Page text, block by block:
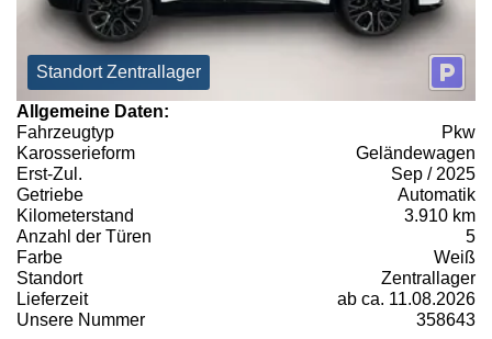
Standort Zentrallager
Allgemeine Daten:
Fahrzeugtyp
Pkw
Karosserieform
Geländewagen
Erst-Zul.
Sep / 2025
Getriebe
Automatik
Kilometerstand
3.910 km
Anzahl der Türen
5
Farbe
Weiß
Standort
Zentrallager
Lieferzeit
ab ca. 11.08.2026
Unsere Nummer
358643